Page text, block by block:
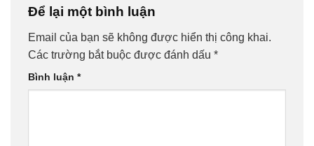
Để lại một bình luận
Email của bạn sẽ không được hiển thị công khai.
Các trường bắt buộc được đánh dấu *
Bình luận *